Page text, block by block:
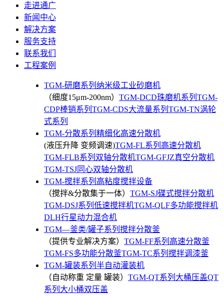
走进通广
新闻中心
解决方案
服务支持
联系我们
工程案例
TGM-研磨系列纳米级工业砂磨机
（细度15μm-200nm） TGM-DCD珠磨机系列 TGM-
CDP棒销系列 TGM-CDS大流量系列 TGM-TN涡轮
式系列
TGM-分散系列精细化高速分散机
(液压升降 变频调速)TGM-FL系列高速分散机
TGM-FLB系列双轴分散机TGM-GFJZ真空分散机
TGM-TSJ同心双轴分散机
TGM-搅拌系列高粘度搅拌设备
（搅拌&分散集于一体） TGM-SJ碟式搅拌分散机
TGM-DSJ系列低速搅拌机TGM-QLF多功能搅拌机
DLH行星动力混合机
TGM—釜类/罐子系列搅拌分散釜
（提供专业解决方案） TGM-FF系列高速分散釜
TGM-FS多功能分散釜TGM-TC系列搅拌调漆釜
TGM-罐装系列半自动灌装机
（自动称重 定量 罐装） TGM-QT系列大桶压盖QT
系列大小桶双压盖